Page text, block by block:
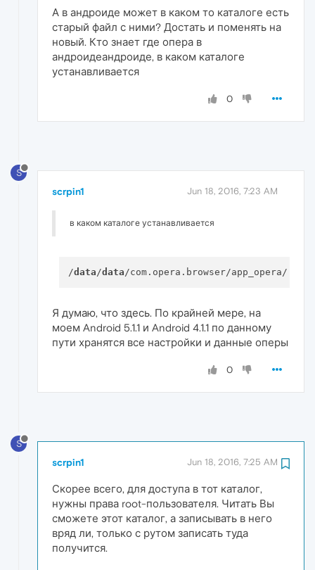
А в андроиде может в каком то каталоге есть
старый файл с ними? Достать и поменять на
новый. Кто знает где опера в
андроидеандроиде, в каком каталоге
устанавливается
0
S
scrpin1 Jun 18, 2016, 7:23 AM
в каком каталоге устанавливается
/data/data
Я думаю, что здесь. По крайней мере, на
моем Android 5.1.1 и Android 4.1.1 по данному
пути хранятся все настройки и данные оперы
0
S
scrpin1 Jun 18, 2016, 7:25 AM
Скорее всего, для доступа в тот каталог,
нужны права root-пользователя. Читать Вы
сможете этот каталог, а записывать в него
вряд ли, только с рутом записать туда
получится.